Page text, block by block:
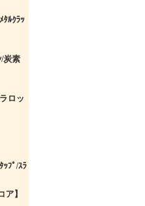
ﾀﾙｸﾗｯ
/炭素
ロッ
ｯﾌﾟ/ｽﾗ
ア】